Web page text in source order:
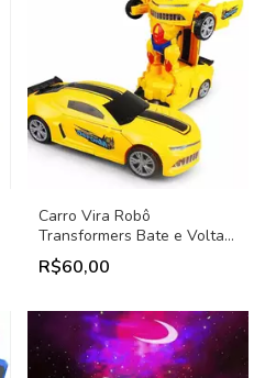
Carro Vira Robô
Transformers Bate e Volta a
Pilha com Som e Luz de LED
R$60,00